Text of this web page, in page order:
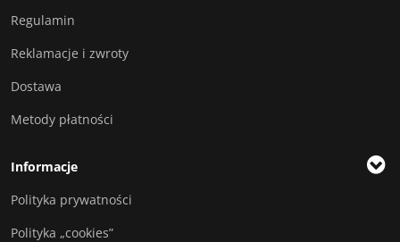
Regulamin
Reklamacje i zwroty
Dostawa
Metody płatności
Informacje
Polityka prywatności
Polityka „cookies”